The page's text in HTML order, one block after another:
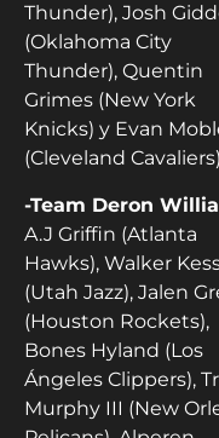
Thunder), Josh
(Oklahoma City
Thunder), Quentin
Grimes (New York
Knicks) y Evan
(Cleveland
-Team Deron
A.J Griffin (Atlanta
Hawks), Walker
(Utah Jazz), Jalen
(Houston Rockets),
Bones Hyland (Los
Ángeles Clippers),
Murphy III (New